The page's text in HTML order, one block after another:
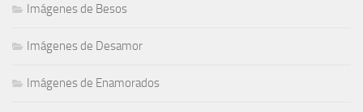
Imágenes de Besos
Imágenes de Desamor
Imágenes de Enamorados